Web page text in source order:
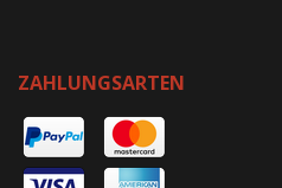
ZAHLUNGSARTEN